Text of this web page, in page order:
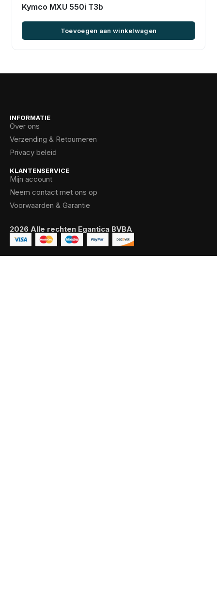
Kymco MXU 550i T3b
Toevoegen aan winkelwagen
INFORMATIE
Over ons
Verzending & Retourneren
Privacy beleid
KLANTENSERVICE
Mijn account
Neem contact met ons op
Voorwaarden & Garantie
2026 Alle rechten Egantica BVBA